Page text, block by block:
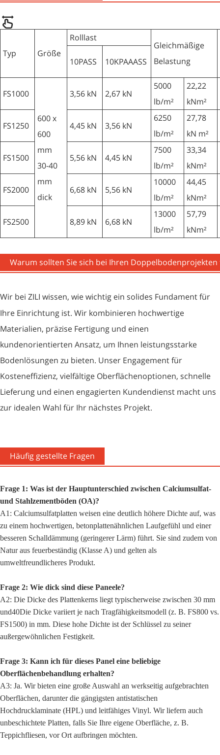
Typ Größe
Rolllast
Gleichmäßige
Belastung
10PASS 10KPAAASS
FS1000
600 x
600
mm
30-40
mm
dick
3,56 kN 2,67 kN
5000
lb/m²
22,22
kNm²
FS1250 4,45 kN 3,56 kN
6250
lb/m²
27,78
kN m²
FS1500 5,56 kN 4,45 kN
7500
lb/m²
33,34
kNm²
FS2000 6,68 kN 5,56 kN
10000
lb/m²
44,45
kNm²
FS2500 8,89 kN 6,68 kN
13000
lb/m²
57,79
kNm²
Warum sollten Sie sich bei Ihren Doppelbodenprojekten
Wir bei ZILI wissen, wie wichtig ein solides Fundament für
Ihre Einrichtung ist. Wir kombinieren hochwertige
Materialien, präzise Fertigung und einen
kundenorientierten Ansatz, um Ihnen leistungsstarke
Bodenlösungen zu bieten. Unser Engagement für
Kosteneffizienz, vielfältige Oberflächenoptionen, schnelle
Lieferung und einen engagierten Kundendienst macht uns
zur idealen Wahl für Ihr nächstes Projekt.
Häufig gestellte Fragen
Frage 1: Was ist der Hauptunterschied zwischen Calciumsulfat-
und Stahlzementböden (OA)?
A1: Calciumsulfatplatten weisen eine deutlich höhere Dichte auf, was
zu einem hochwertigen, betonplattenähnlichen Laufgefühl und einer
besseren Schalldämmung (geringerer Lärm) führt. Sie sind zudem von
Natur aus feuerbeständig (Klasse A) und gelten als
umweltfreundlicheres Produkt.
Frage 2: Wie dick sind diese Paneele?
A2: Die Dicke des Plattenkerns liegt typischerweise zwischen 30 mm
und40Die Dicke variiert je nach Tragfähigkeitsmodell (z. B. FS800 vs.
FS1500) in mm. Diese hohe Dichte ist der Schlüssel zu seiner
außergewöhnlichen Festigkeit.
Frage 3: Kann ich für dieses Panel eine beliebige
Oberflächenbehandlung erhalten?
A3: Ja. Wir bieten eine große Auswahl an werkseitig aufgebrachten
Oberflächen, darunter die gängigsten antistatischen
Hochdrucklaminate (HPL) und leitfähiges Vinyl. Wir liefern auch
unbeschichtete Platten, falls Sie Ihre eigene Oberfläche, z. B.
Teppichfliesen, vor Ort aufbringen möchten.